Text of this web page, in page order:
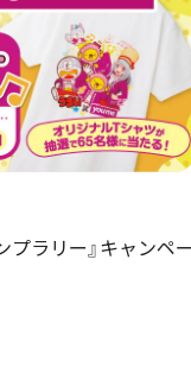
プラリー』キャンペー